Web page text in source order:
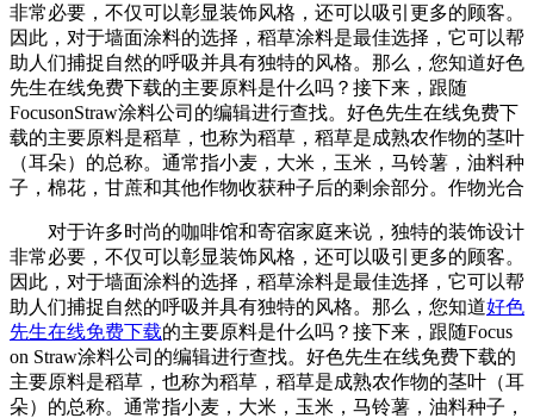
非常必要，不仅可以彰显装饰风格，还可以吸引更多的顾客。
因此，对于墙面涂料的选择，稻草涂料是最佳选择，它可以帮
助人们捕捉自然的呼吸并具有独特的风格。那么，您知道好色
先生在线免费下载的主要原料是什么吗？接下来，跟随
FocusonStraw涂料公司的编辑进行查找。好色先生在线免费下
载的主要原料是稻草，也称为稻草，稻草是成熟农作物的茎叶
（耳朵）的总称。通常指小麦，大米，玉米，马铃薯，油料种
子，棉花，甘蔗和其他作物收获种子后的剩余部分。作物光合
对于许多时尚的咖啡馆和寄宿家庭来说，独特的装饰设计
非常必要，不仅可以彰显装饰风格，还可以吸引更多的顾客。
因此，对于墙面涂料的选择，稻草涂料是最佳选择，它可以帮
助人们捕捉自然的呼吸并具有独特的风格。那么，您知道好色
先生在线免费下载的主要原料是什么吗？接下来，跟随Focus
on Straw涂料公司的编辑进行查找。好色先生在线免费下载的
主要原料是稻草，也称为稻草，稻草是成熟农作物的茎叶（耳
朵）的总称。通常指小麦，大米，玉米，马铃薯，油料种子，